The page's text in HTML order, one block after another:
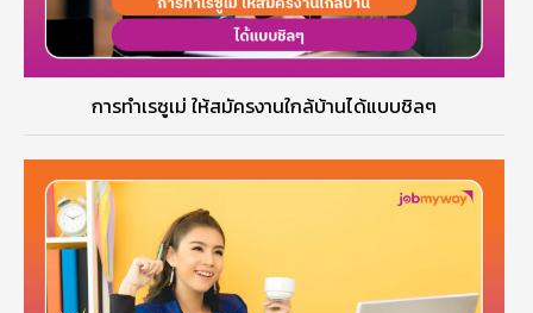
การทำเรซูเม่ ให้สมัครงานใกล้บ้านได้แบบชิลๆ